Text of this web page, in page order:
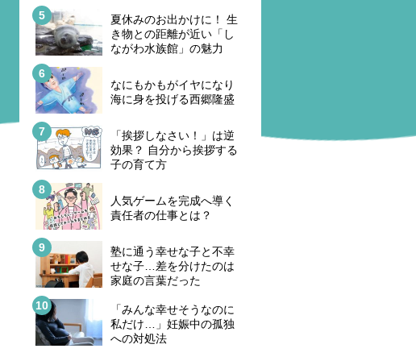
夏休みのお出かけに！ 生
き物との距離が近い「し
ながわ水族館」の魅力
なにもかもがイヤになり
海に身を投げる西郷隆盛
「挨拶しなさい！」は逆
効果？ 自分から挨拶する
子の育て方
人気ゲームを完成へ導く
責任者の仕事とは？
塾に通う幸せな子と不幸
せな子…差を分けたのは
家庭の言葉だった
「みんな幸せそうなのに
私だけ…」妊娠中の孤独
への対処法